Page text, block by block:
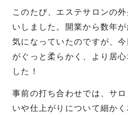
このたび、エステサロンの
いしました。開業から数年
気になっていたのですが、
がぐっと柔らかく、より居
した！
事前の打ち合わせでは、サ
いや仕上がりについて細か